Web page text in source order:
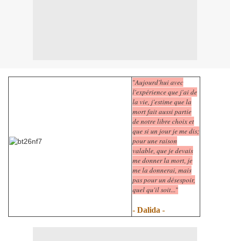
"Aujourd'hui avec
l'expérience que j'ai de
la vie, j'estime que la
mort fait aussi partie
de notre libre choix et
que si un jour je me dis;
pour une raison
valable, que je devais
me donner la mort, je
me la donnerai, mais
pas pour un désespoir,
quel qu'il soit..."
- Dalida -